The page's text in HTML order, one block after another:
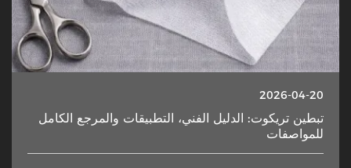
2026-04-20
تبطين تريكوت: الدليل الفني، التطبيقات والمرجع الكامل
للمواصفات